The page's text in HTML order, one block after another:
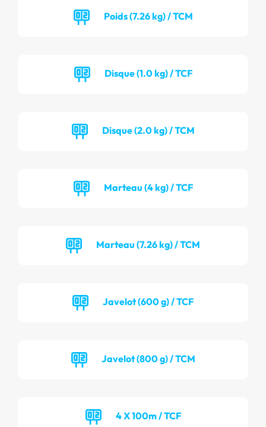
Poids (7.26 kg) / TCM
Disque (1.0 kg) / TCF
Disque (2.0 kg) / TCM
Marteau (4 kg) / TCF
Marteau (7.26 kg) / TCM
Javelot (600 g) / TCF
Javelot (800 g) / TCM
4 X 100m / TCF